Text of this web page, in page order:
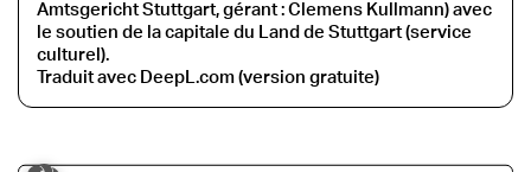
Amtsgericht Stuttgart, gérant : Clemens Kullmann) avec
le soutien de la capitale du Land de Stuttgart (service
culturel).
Traduit avec DeepL.com (version gratuite)